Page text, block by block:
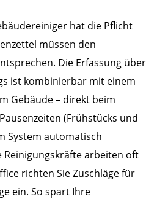
hat die Pflicht
müssen den
Die Erfassung über
ist kombinierbar mit einem
Gebäude – direkt beim
(Frühstücks und
System automatisch
Reinigungskräfte arbeiten oft
richten Sie Zuschläge für
ein. So spart Ihre